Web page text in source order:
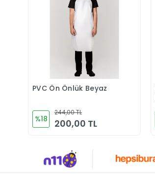
Sepete Ekle
PVC Ön Önlük Beyaz
%18
244,00 TL
200,00 TL